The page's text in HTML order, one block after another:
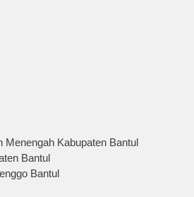
Menengah Kabupaten Bantul
Bantul
Bantul